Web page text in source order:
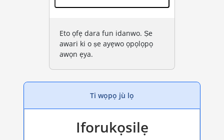
Eto ọfẹ dara fun idanwo. Ṣe
awari ki o ṣe ayẹwo ọpọlọpọ
awọn ẹya.
Ti wọpọ jù lọ
Iforukọsilẹ